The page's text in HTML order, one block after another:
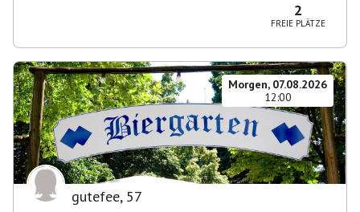
2
FREIE PLÄTZE
Morgen, 07.08.2026
12:00
gutefee, 57